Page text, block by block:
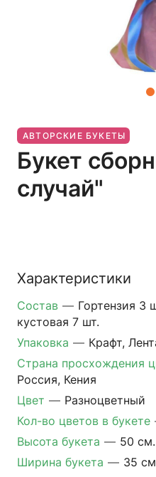
АВТОРСКИЕ БУКЕТЫ
Букет
случай"
Характеристики
Состав — Гортензия 3
кустовая 7 шт.
Упаковка — Крафт,
Страна просхождения
Россия, Кения
Цвет — Разноцветный
Кол-во цветов в букете
Высота букета — 50 см.
Ширина букета — 35